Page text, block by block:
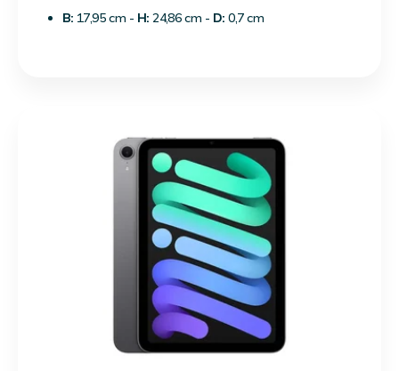
B: 17,95 cm - H: 24,86 cm - D: 0,7 cm